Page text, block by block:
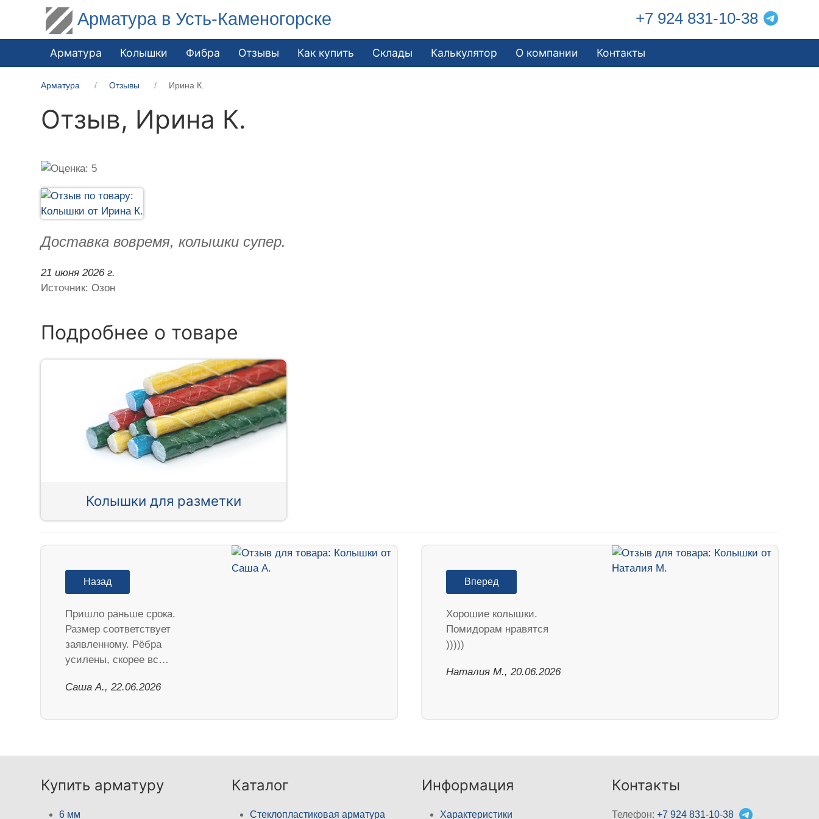
Арматура в Усть-Каменогорске +7 924 831-10-38
Арматура Колышки Фибра Отзывы Как купить Склады Калькулятор О компании Контакты
Арматура Отзывы Ирина К.
Отзыв, Ирина К.
Доставка вовремя, колышки супер.
21 июня 2026 г.
Источник: Озон
Подробнее о товаре
Колышки для разметки
Назад
Пришло раньше срока.
Размер соответствует
заявленному. Рёбра
усилены, скорее вс…
Саша А., 22.06.2026
Вперед
Хорошие колышки.
Помидорам нравятся
)))))
Наталия М., 20.06.2026
Купить арматуру
6 мм
Каталог
Стеклопластиковая арматура
Информация
Характеристики
Контакты
Телефон:+7 924 831-10-38